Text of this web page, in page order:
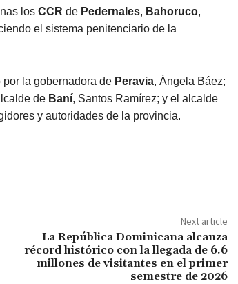
los CCR de Pedernales, Bahoruco,
el sistema penitenciario de la
la gobernadora de Peravia, Ángela Báez;
de Baní, Santos Ramírez; y el alcalde
y autoridades de la provincia.
Next article
La República Dominicana alcanza
récord histórico con la llegada de 6.6
millones de visitantes en el primer
semestre de 2026